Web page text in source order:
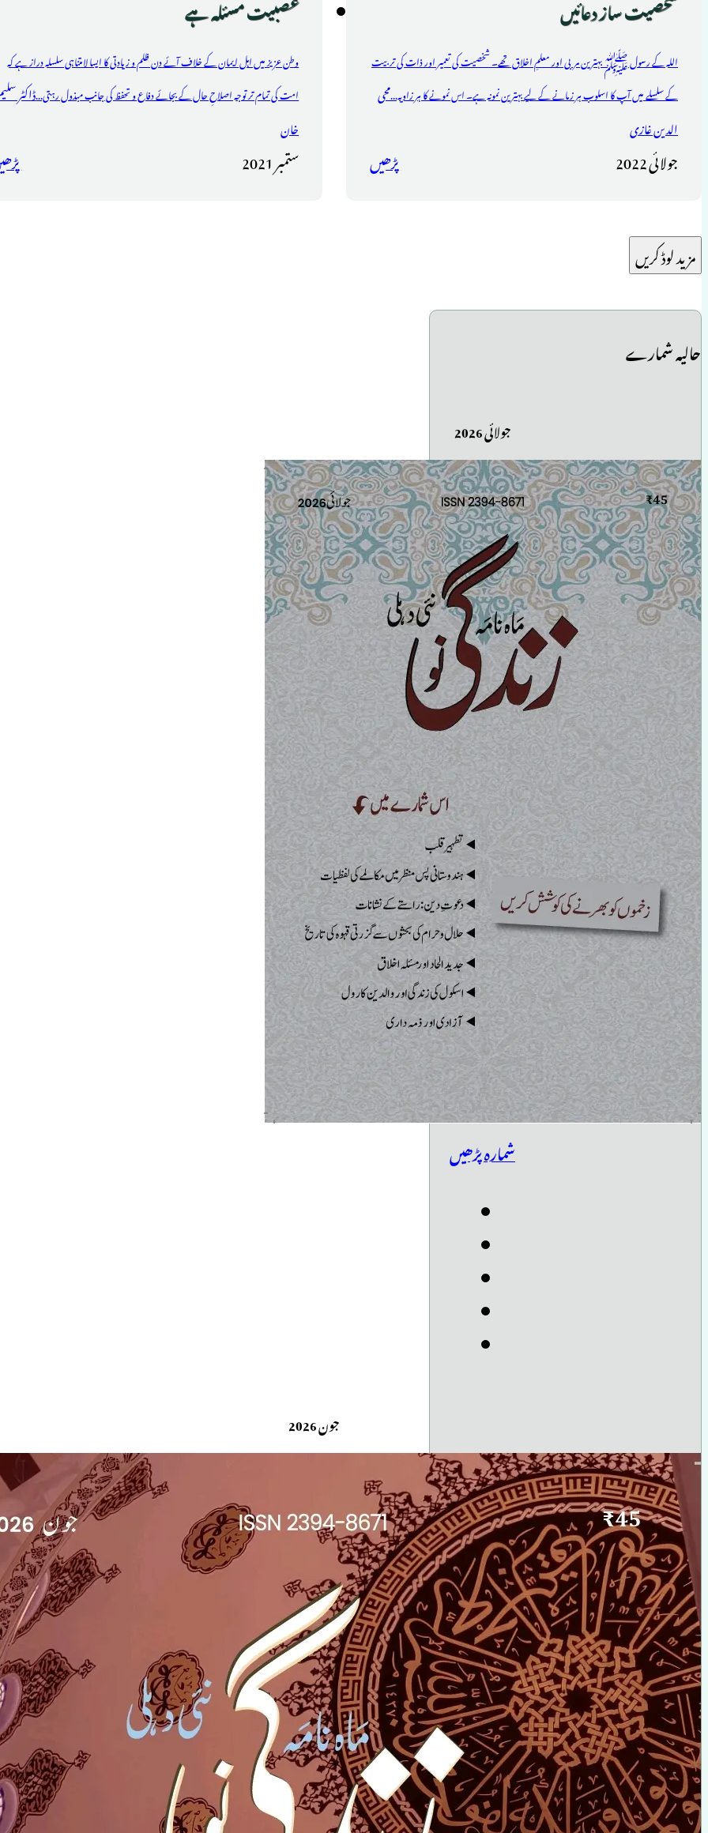
شخصیت ساز دعائیں
اللہ کے رسول ﷺ بہترین مربی اور معلمِ اخلاق تھے۔ شخصیت کی تعمیر اور ذات کی تربیت
کے سلسلے میں آپ کا اسلوب ہر زمانے کے لیے بہترین نمونہ ہے۔ اس نمونے کا ہر زاویہ...محی
الدین غازی
جولائی 2022 پڑھیں
عصبیت مسئلہ ہے
وطن عزیز میں اہل ایمان کے خلاف آئے دن ظلم و زیادتی کا ایسا لامتناہی سلسلہ دراز ہے کہ
امت کی تمام تر توجہ اصلاحِ حال کے بجائے دفاع و تحفظ کی جانب مبذول رہتی...ڈاکٹر
خان
ستمبر 2021
مزید لوڈ کریں
حالیہ شمارے
جولائی 2026
شمارہ پڑھیں
جون 2026